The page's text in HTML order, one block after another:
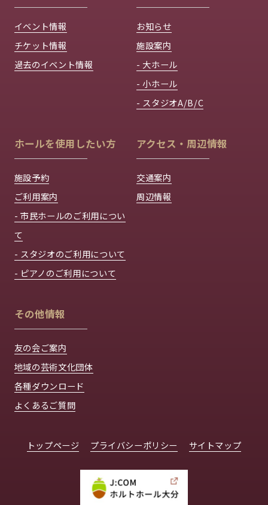
イベント情報
チケット情報
過去のイベント情報
お知らせ
施設案内
- 大ホール
- 小ホール
- スタジオA/B/C
ホールを使用したい方
施設予約
ご利用案内
- 市民ホールのご利用につい
て
- スタジオのご利用について
- ピアノのご利用について
アクセス・周辺情報
交通案内
周辺情報
その他情報
友の会ご案内
地域の芸術文化団体
各種ダウンロード
よくあるご質問
トップページ プライバシーポリシー サイトマップ